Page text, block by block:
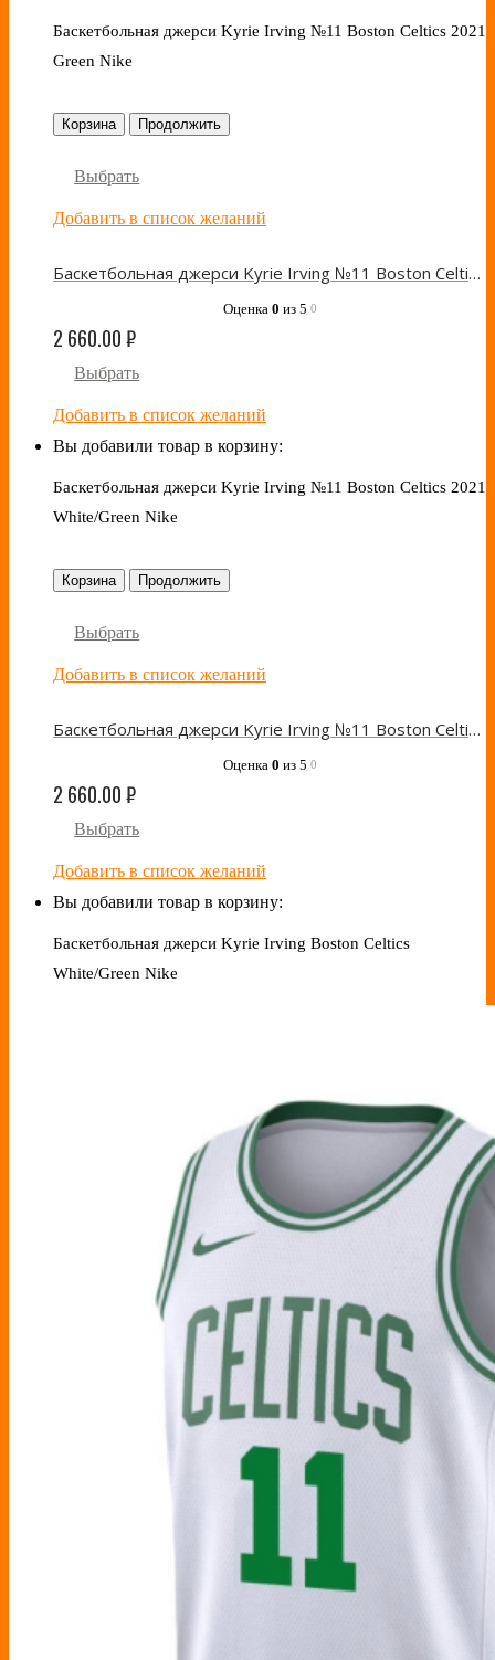
Баскетбольная джерси Kyrie Irving №11 Boston Celtics 2021
Green Nike
Корзина Продолжить
Выбрать
Добавить в список желаний
Баскетбольная джерси Kyrie Irving №11 Boston Celtics 2021 Green Nike
Оценка 0 из 5 0
2 660.00₽
Выбрать
Добавить в список желаний
Вы добавили товар в корзину:
Баскетбольная джерси Kyrie Irving №11 Boston Celtics 2021
White/Green Nike
Корзина Продолжить
Выбрать
Добавить в список желаний
Баскетбольная джерси Kyrie Irving №11 Boston Celtics 2021 White/Green Nike
Оценка 0 из 5 0
2 660.00₽
Выбрать
Добавить в список желаний
Вы добавили товар в корзину:
Баскетбольная джерси Kyrie Irving Boston Celtics
White/Green Nike